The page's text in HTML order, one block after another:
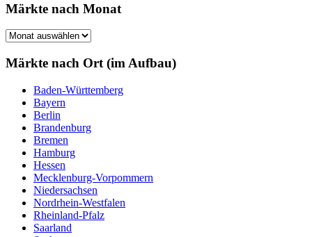
Märkte nach Monat
Märkte
Monat
Märkte nach Ort (im Aufbau)
Baden-Württemberg
Bayern
Berlin
Brandenburg
Bremen
Hamburg
Hessen
Mecklenburg-Vorpommern
Niedersachsen
Nordrhein-Westfalen
Rheinland-Pfalz
Saarland